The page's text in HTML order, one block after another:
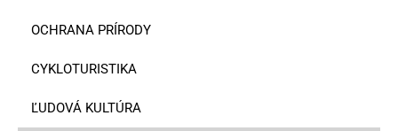
OCHRANA PRÍRODY
CYKLOTURISTIKA
ĽUDOVÁ KULTÚRA